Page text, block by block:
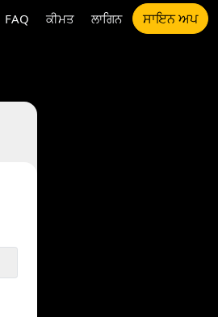
FAQ ਕੀਮਤ ਲਾਗਿਨ ਸਾਇਨ ਅਪ